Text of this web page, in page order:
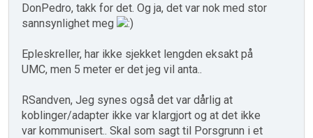
DonPedro, takk for det. Og ja, det var nok med stor
sannsynlighet meg
Epleskreller, har ikke sjekket lengden eksakt på
UMC, men 5 meter er det jeg vil anta..
RSandven, Jeg synes også det var dårlig at
koblinger/adapter ikke var klargjort og at det ikke
var kommunisert.. Skal som sagt til Porsgrunn i et